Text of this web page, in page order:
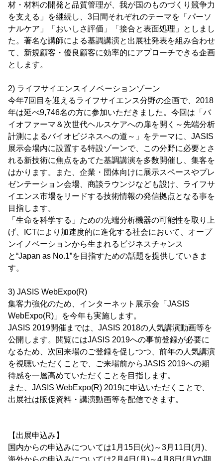
材・材料の開発と品質管理が、我が国のものづくり競争力
を支える」を継続し、3日間それぞれのテーマを「パーソ
ナルケア」「おいしさ評価」「接合と表面処理」としまし
た。著名な講師による基調講演と出展社発表を組み合わせ
て、新規顧客・優良顧客に効率的にアプローチできる企画
とします。
2) ライフサイエンスイノベーションゾーン
今年7回目を迎えるライフサイエンス分野の企画で、2018
年は延べ9,746名の方に参加いただきました。今回は「バ
イオファーマ＆次世代ヘルスケアへの扉を開く～先端分析
計測によるバイオビジネスへの道～」をテーマに、JASIS
展示会場内に設置する特設ゾーンで、この分野に必要とさ
れる新技術に焦点をあてた基調講演を多数開催し、集客を
はかります。また、企業・団体向けに展示スペースやプレ
ゼンテーション会場、商談ラウンジなども設け、ライフサ
イエンス市場をリードする技術情報の発信拠点となる事を
目指します。
「生命を科学する」ための先端分析機器の可能性を取り上
げ、ICTにより加速度的に進化する社会において、オープ
ンイノベーションから生まれるビジネスチャンス
と“Japan as No.1”を目指すための話題を提供していきま
す。
3) JASIS WebExpo(R)
集客力強化のため、インターネット展示会「JASIS
WebExpo(R)」を今年も実施します。
JASIS 2019開催までは、JASIS 2018の人気講演動画等を
公開します。閲覧にはJASIS 2019への事前登録が必要に
なるため、次回来場のご登録を促しつつ、前年の人気講演
を視聴いただくことで、ご来場前からJASIS 2019への期
待感を一層高めていただくことを目指します。
また、JASIS WebExpo(R) 2019に申込いただくことで、
出展社は販促資料・講演動画等を配信できます。
【出展申込み】
国内からの申込みについては1月15日(火)～3月11日(月)、